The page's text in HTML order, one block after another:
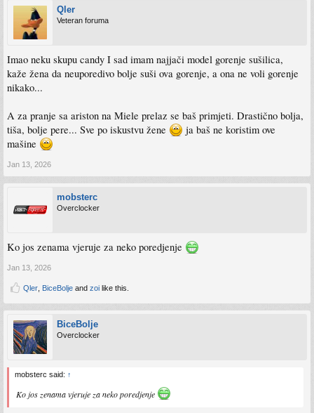
Qler
Veteran foruma
Imao neku skupu candy I sad imam najjači model gorenje sušilica,
kaže žena da neuporedivo bolje suši ova gorenje, a ona ne voli gorenje
nikako...
A za pranje sa ariston na Miele prelaz se baš primjeti. Drastično bolja,
tiša, bolje pere... Sve po iskustvu žene
ja baš ne koristim ove
mašine
Jan 13, 2026
mobsterc
Overclocker
Ko jos zenama vjeruje za neko poredjenje
Jan 13, 2026
Qler BiceBolje and zoi like this.
BiceBolje
Overclocker
mobsterc said: ↑
Ko jos zenama vjeruje za neko poredjenje